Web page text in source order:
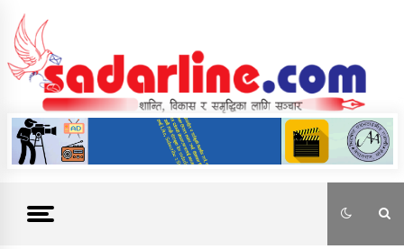
content
News For Nepal